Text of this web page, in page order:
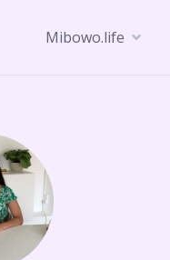
Mibowo.life